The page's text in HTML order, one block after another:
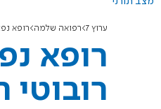
ערוץ 7 רפואה שלמה רופא
רופא